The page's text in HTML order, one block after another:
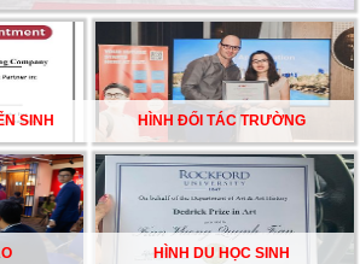
GIẤC MƠ DU HỌC MỸ – BẮT ĐẦU TỪ NGÀY
GHI DANH & SĂN HỌC BỔNG KỲ SPRING 2026
SINH HÌNH ĐỐI TÁC TRƯỜNG
HÌNH DU HỌC SINH